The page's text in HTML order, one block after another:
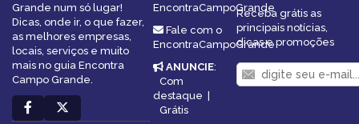
Grande num só lugar!
Dicas, onde ir, o que fazer,
as melhores empresas,
locais, serviços e muito
mais no guia Encontra
Campo Grande.
EncontraCampoGrande
Fale com o
EncontraCampoGrande
ANUNCIE:
Com
destaque |
Grátis
Receba grátis as
principais notícias,
dicas e promoções